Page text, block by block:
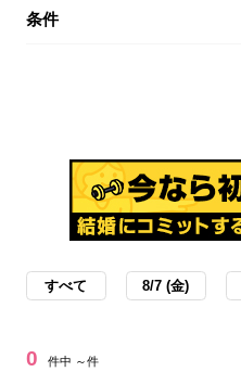
条件
すべて 8/7 (金)
0 件中 ～件